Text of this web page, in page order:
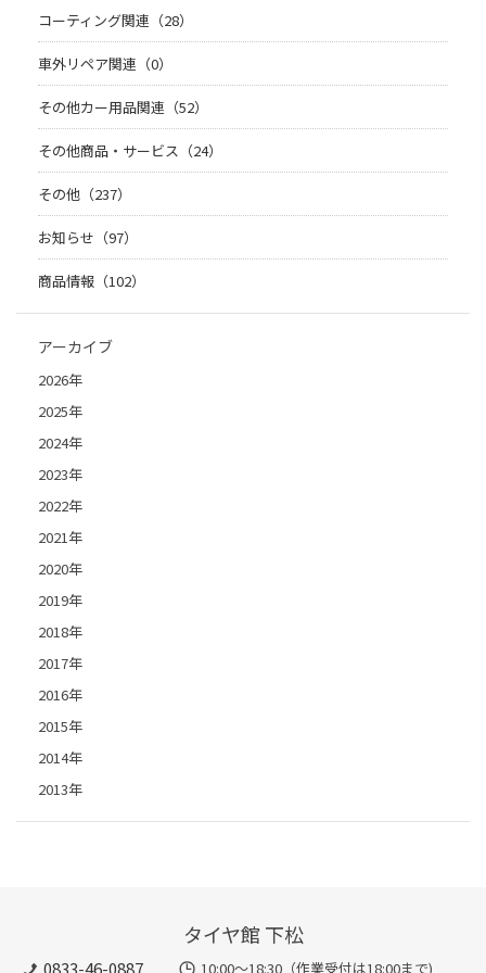
コーティング関連（28）
車外リペア関連（0）
その他カー用品関連（52）
その他商品・サービス（24）
その他（237）
お知らせ（97）
商品情報（102）
アーカイブ
2026年
2025年
2024年
2023年
2022年
2021年
2020年
2019年
2018年
2017年
2016年
2015年
2014年
2013年
タイヤ館 下松
0833-46-0887 10:00～18:30（作業受付は18:00まで)